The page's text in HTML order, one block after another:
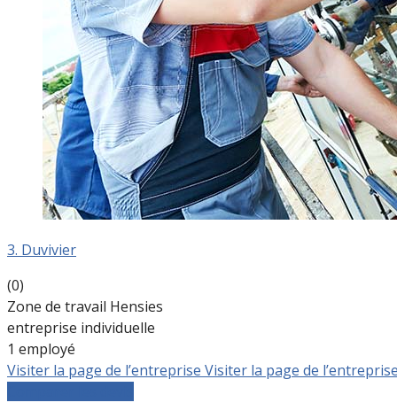
3. Duvivier
(0)
Zone de travail Hensies
entreprise individuelle
1 employé
Visiter la page de l’entreprise Visiter la page de